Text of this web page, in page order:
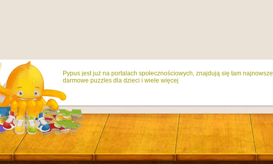
Pypus jest już na portalach społecznościowych, znajdują się tam najnowsze
darmowe puzzles dla dzieci i wiele więcej